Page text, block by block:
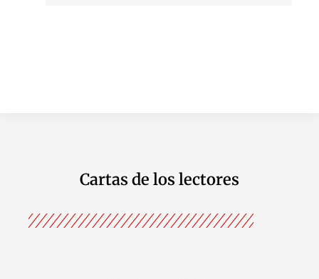
Cartas de los lectores